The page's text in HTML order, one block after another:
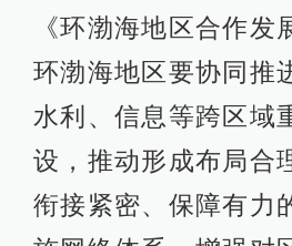
《环渤海地区合作发
环渤海地区要协同推
水利、信息等跨区域
设，推动形成布局合
衔接紧密、保障有力